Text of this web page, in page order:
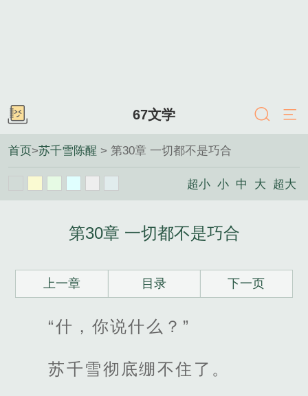
67文学
首页>苏千雪陈醒 > 第30章 一切都不是巧合
超小 小 中 大 超大
第30章 一切都不是巧合
上一章 目录 下一页
“什，你说什么？”
苏千雪彻底绷不住了。